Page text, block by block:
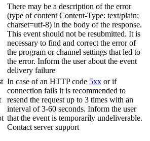
There may be a description of the error
(type of content Content-Type: text/plain;
charset=utf-8) in the body of the response.
This event should not be resubmitted. It is
necessary to find and correct the error of
the program or channel settings that led to
the error. Inform the user about the event
delivery failure
In case of an HTTP code 5xx or if
connection fails it is recommended to
resend the request up to 3 times with an
interval of 3-60 seconds. Inform the user
that the event is temporarily undeliverable.
Contact server support